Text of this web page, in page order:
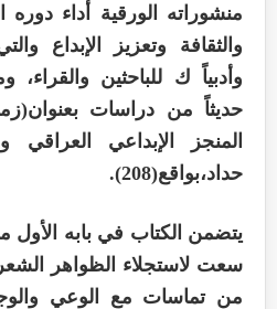
منشوراته الورقية أداء
والثقافة وتعزيز الإبداع
وأدبياً ك للباحثين والقراء،
حديثاً من دراسات
المنجز الإبداعي العراقي
حداد،بواقع(208).
يتضمن الكتاب في بابه الأول
سعت لاستجلاء الظواهر
من تماسات مع الوعي